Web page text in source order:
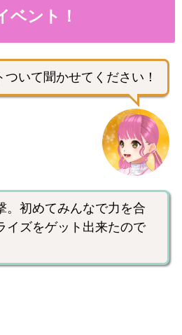
ベント！
いて聞かせてください！
。初めてみんなで力を合
イズをゲット出来たので